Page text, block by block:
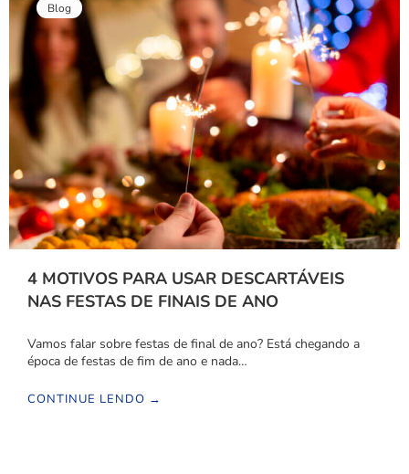
Blog
4 MOTIVOS PARA USAR DESCARTÁVEIS
NAS FESTAS DE FINAIS DE ANO
Vamos falar sobre festas de final de ano? Está chegando a
época de festas de fim de ano e nada…
CONTINUE LENDO →